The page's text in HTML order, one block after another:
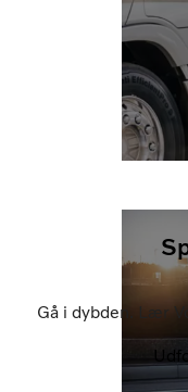
Gå i dybden. Lær